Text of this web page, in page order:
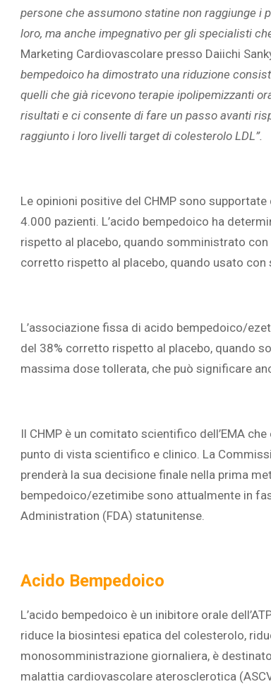
persone che assumono statine non raggiunge i
loro, ma anche impegnativo per gli specialisti
Marketing Cardiovascolare presso Daiichi
bempedoico ha dimostrato una riduzione
quelli che già ricevono terapie ipolipemizzanti
risultati e ci consente di fare un passo avanti
raggiunto i loro livelli target di colesterolo LDL”.
Le opinioni positive del CHMP sono
4.000 pazienti. L’acido bempedoico ha
rispetto al placebo, quando somministrato
corretto rispetto al placebo, quando usato
L’associazione fissa di acido bempedoico/
del 38% corretto rispetto al placebo, quando
massima dose tollerata, che può significare
Il CHMP è un comitato scientifico dell’EMA
punto di vista scientifico e clinico. La
prenderà la sua decisione finale nella prima
bempedoico/ezetimibe sono attualmente in
Administration (FDA) statunitense.
Acido Bempedoico
L’acido bempedoico è un inibitore orale
riduce la biosintesi epatica del colesterolo,
monosomministrazione giornaliera, è
malattia cardiovascolare aterosclerotica